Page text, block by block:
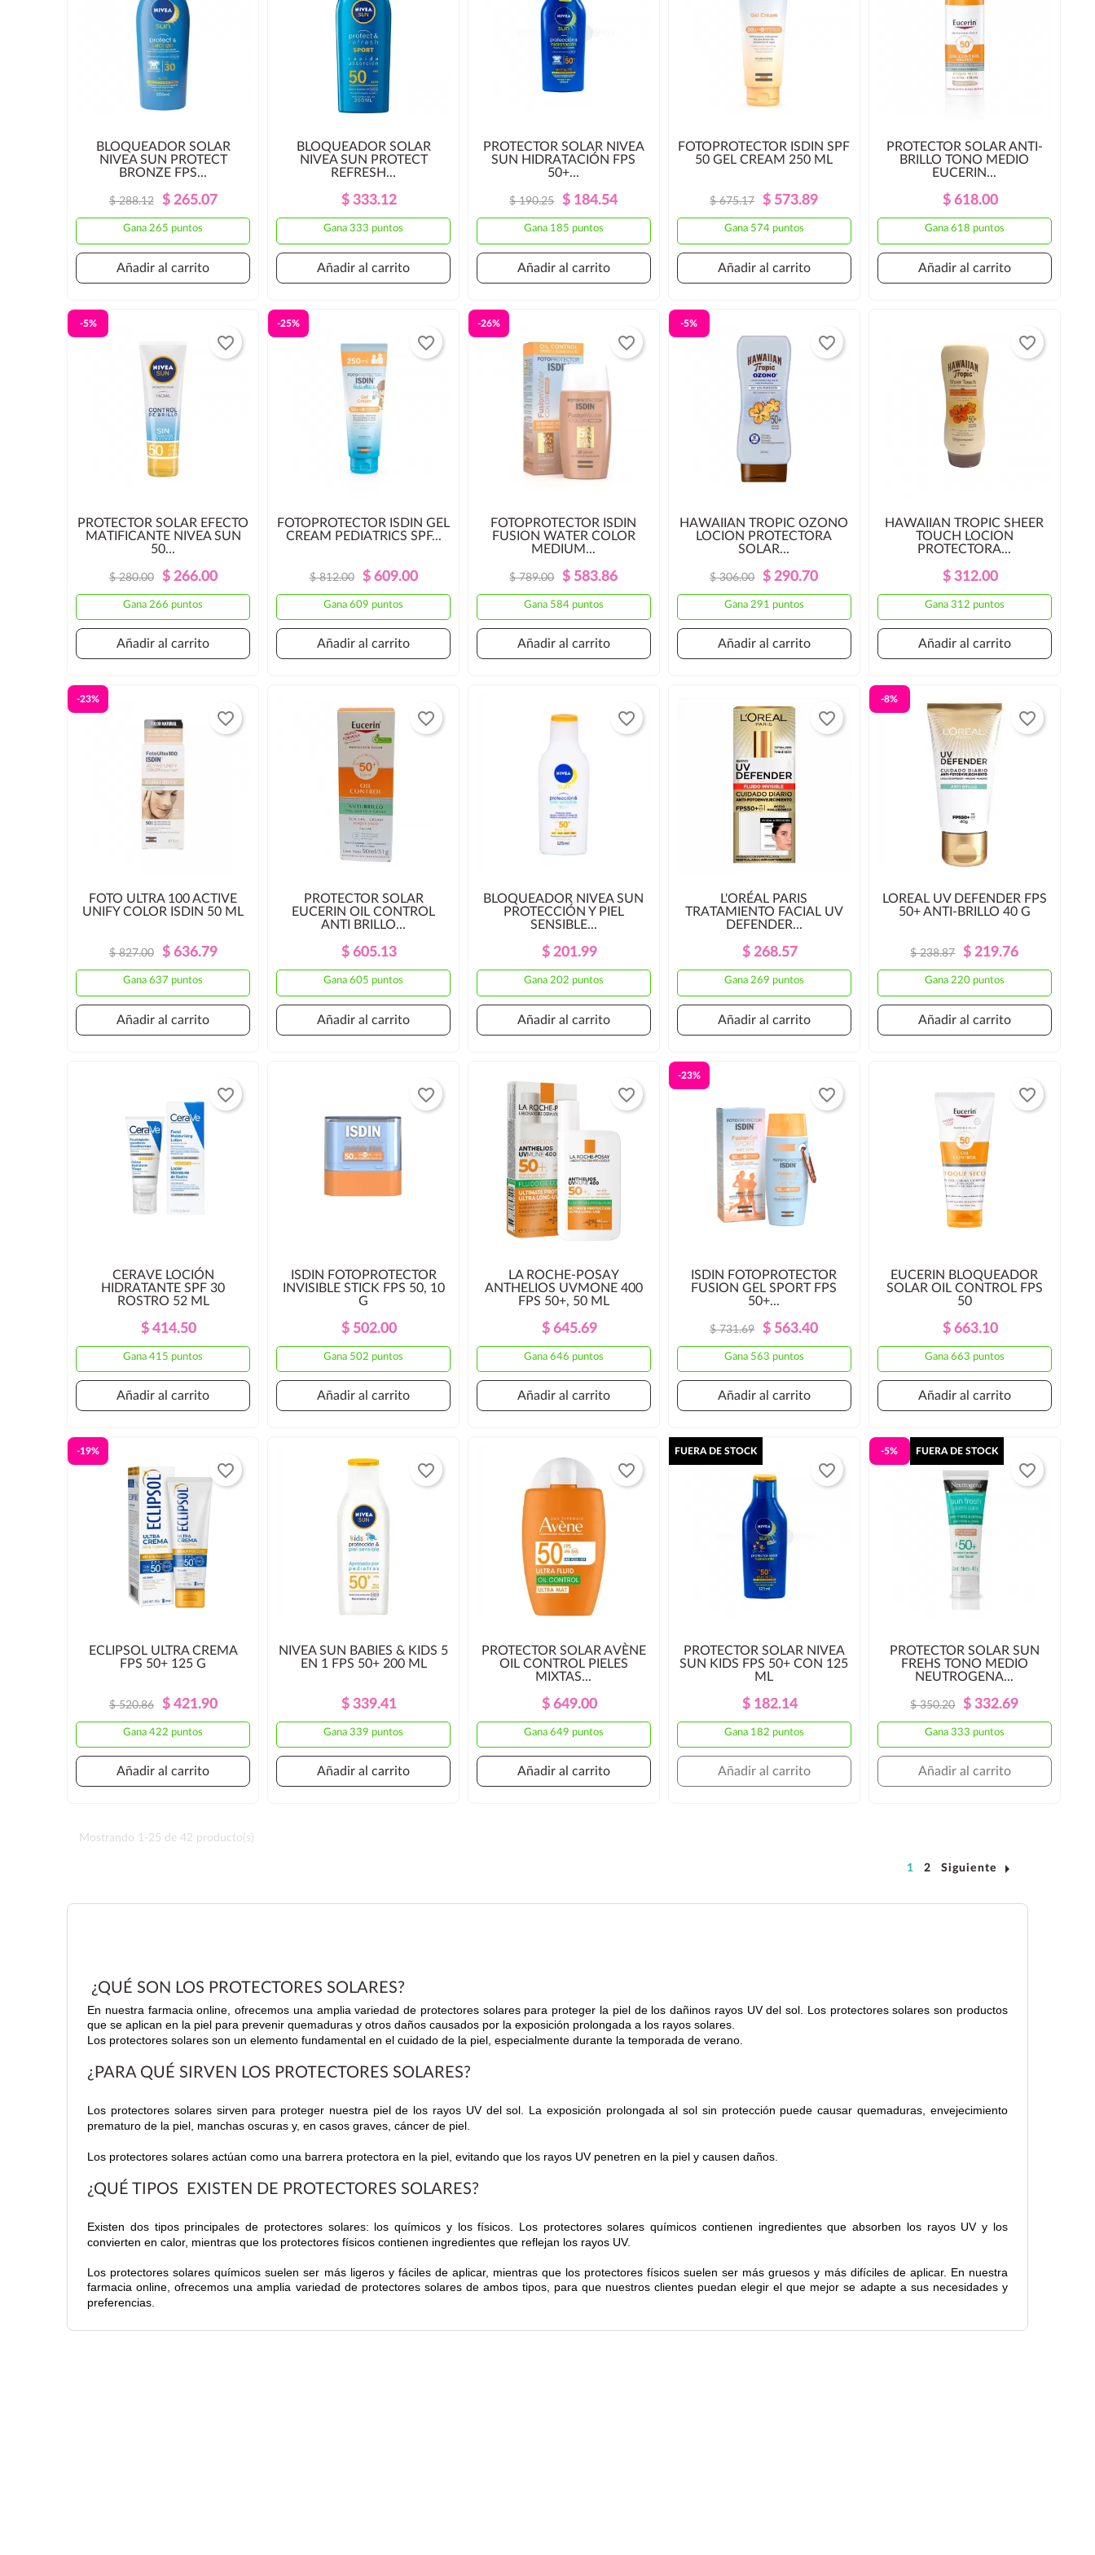
BLOQUEADOR SOLAR
NIVEA SUN PROTECT
BRONZE FPS...
Precio
Regular
$ 288.12 Precio
$ 265.07
Gana 265 puntos
Añadir al carrito
BLOQUEADOR SOLAR
NIVEA SUN PROTECT
REFRESH...
Precio
Regular
Precio
$ 333.12
Gana 333 puntos
Añadir al carrito
PROTECTOR SOLAR NIVEA
SUN HIDRATACIÓN FPS
50+...
Precio
Regular
$ 190.25 Precio
$ 184.54
Gana 185 puntos
Añadir al carrito
FOTOPROTECTOR ISDIN SPF
50 GEL CREAM 250 ML
Precio
Regular
$ 675.17 Precio
$ 573.89
Gana 574 puntos
Añadir al carrito
PROTECTOR SOLAR ANTI-
BRILLO TONO MEDIO
EUCERIN...
Precio
Regular
Precio
$ 618.00
Gana 618 puntos
Añadir al carrito
PROTECTOR SOLAR EFECTO
MATIFICANTE NIVEA SUN
50...
Precio
$ 280.00 Precio
$ 266.00
Gana 266 puntos
-5%
Añadir al carrito
favorite_border
FOTOPROTECTOR ISDIN GEL
CREAM PEDIATRICS SPF...
Precio
$ 812.00 Precio
$ 609.00
Gana 609 puntos
-25%
Añadir al carrito
favorite_border
FOTOPROTECTOR ISDIN
FUSION WATER COLOR
MEDIUM...
Precio
$ 789.00 Precio
$ 583.86
Gana 584 puntos
-26%
Añadir al carrito
favorite_border
HAWAIIAN TROPIC OZONO
LOCION PROTECTORA
SOLAR...
Precio
$ 306.00 Precio
$ 290.70
Gana 291 puntos
-5%
Añadir al carrito
favorite_border
HAWAIIAN TROPIC SHEER
TOUCH LOCION
PROTECTORA...
Precio
Precio
$ 312.00
Gana 312 puntos
Añadir al carrito
favorite_border
FOTO ULTRA 100 ACTIVE
UNIFY COLOR ISDIN 50 ML
Precio
Regular
$ 827.00 Precio
$ 636.79
Gana 637 puntos
-23%
Añadir al carrito
favorite_border
PROTECTOR SOLAR
EUCERIN OIL CONTROL
ANTI BRILLO...
Precio
Regular
Precio
$ 605.13
Gana 605 puntos
Añadir al carrito
favorite_border
BLOQUEADOR NIVEA SUN
PROTECCIÓN Y PIEL
SENSIBLE...
Precio
Regular
Precio
$ 201.99
Gana 202 puntos
Añadir al carrito
favorite_border
L'ORÉAL PARIS
TRATAMIENTO FACIAL UV
DEFENDER...
Precio
Regular
Precio
$ 268.57
Gana 269 puntos
Añadir al carrito
favorite_border
LOREAL UV DEFENDER FPS
50+ ANTI-BRILLO 40 G
Precio
Regular
$ 238.87 Precio
$ 219.76
Gana 220 puntos
-8%
Añadir al carrito
favorite_border
CERAVE LOCIÓN
HIDRATANTE SPF 30
ROSTRO 52 ML
Precio
Precio
$ 414.50
Gana 415 puntos
Añadir al carrito
favorite_border
ISDIN FOTOPROTECTOR
INVISIBLE STICK FPS 50, 10
G
Precio
Precio
$ 502.00
Gana 502 puntos
Añadir al carrito
favorite_border
LA ROCHE-POSAY
ANTHELIOS UVMONE 400
FPS 50+, 50 ML
Precio
Precio
$ 645.69
Gana 646 puntos
Añadir al carrito
favorite_border
ISDIN FOTOPROTECTOR
FUSION GEL SPORT FPS
50+...
Precio
$ 731.69 Precio
$ 563.40
Gana 563 puntos
-23%
Añadir al carrito
favorite_border
EUCERIN BLOQUEADOR
SOLAR OIL CONTROL FPS
50
Precio
Precio
$ 663.10
Gana 663 puntos
Añadir al carrito
favorite_border
ECLIPSOL ULTRA CREMA
FPS 50+ 125 G
Precio
Regular
$ 520.86 Precio
$ 421.90
Gana 422 puntos
-19%
Añadir al carrito
favorite_border
NIVEA SUN BABIES & KIDS 5
EN 1 FPS 50+ 200 ML
Precio
Regular
Precio
$ 339.41
Gana 339 puntos
Añadir al carrito
favorite_border
PROTECTOR SOLAR AVÈNE
OIL CONTROL PIELES
MIXTAS...
Precio
Regular
Precio
$ 649.00
Gana 649 puntos
Añadir al carrito
favorite_border
PROTECTOR SOLAR NIVEA
SUN KIDS FPS 50+ CON 125
ML
Precio
Regular
Precio
$ 182.14
Gana 182 puntos
FUERA DE STOCK
Añadir al carrito
favorite_border
PROTECTOR SOLAR SUN
FREHS TONO MEDIO
NEUTROGENA...
Precio
Regular
$ 350.20 Precio
$ 332.69
Gana 333 puntos
-5% FUERA DE STOCK
Añadir al carrito
favorite_border
Mostrando 1-25 de 42 producto(s)
1 2 Siguiente arrow_right
¿QUÉ SON LOS PROTECTORES SOLARES?
En nuestra farmacia online, ofrecemos una amplia variedad de protectores solares para proteger la piel de los dañinos rayos UV del sol. Los protectores solares son productos
que se aplican en la piel para prevenir quemaduras y otros daños causados por la exposición prolongada a los rayos solares.
Los protectores solares son un elemento fundamental en el cuidado de la piel, especialmente durante la temporada de verano.
¿PARA QUÉ SIRVEN LOS PROTECTORES SOLARES?
Los protectores solares sirven para proteger nuestra piel de los rayos UV del sol. La exposición prolongada al sol sin protección puede causar quemaduras, envejecimiento
prematuro de la piel, manchas oscuras y, en casos graves, cáncer de piel.
Los protectores solares actúan como una barrera protectora en la piel, evitando que los rayos UV penetren en la piel y causen daños.
¿QUÉ TIPOS EXISTEN DE PROTECTORES SOLARES?
Existen dos tipos principales de protectores solares: los químicos y los físicos. Los protectores solares químicos contienen ingredientes que absorben los rayos UV y los
convierten en calor, mientras que los protectores físicos contienen ingredientes que reflejan los rayos UV.
Los protectores solares químicos suelen ser más ligeros y fáciles de aplicar, mientras que los protectores físicos suelen ser más gruesos y más difíciles de aplicar. En nuestra
farmacia online, ofrecemos una amplia variedad de protectores solares de ambos tipos, para que nuestros clientes puedan elegir el que mejor se adapte a sus necesidades y
preferencias.